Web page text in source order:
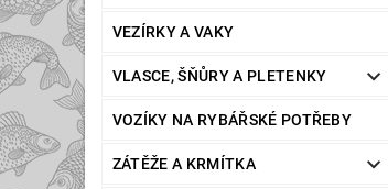
VEZÍRKY A VAKY
VLASCE, ŠŇŮRY A PLETENKY
VOZÍKY NA RYBÁŘSKÉ POTŘEBY
ZÁTĚŽE A KRMÍTKA